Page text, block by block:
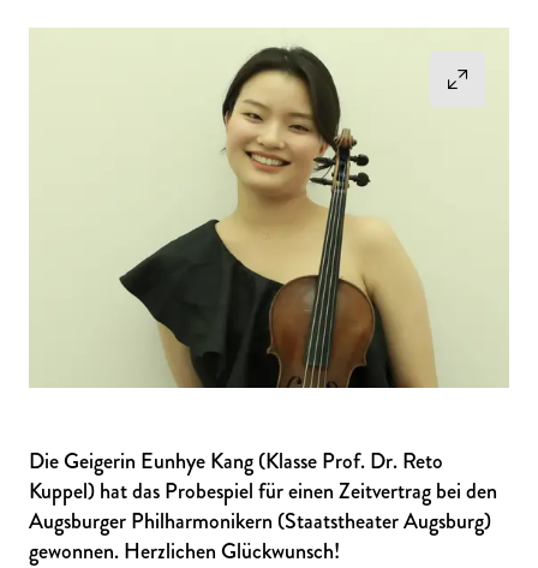
Die Geigerin Eunhye Kang (Klasse Prof. Dr. Reto
Kuppel) hat das Probespiel für einen Zeitvertrag bei den
Augsburger Philharmonikern (Staatstheater Augsburg)
gewonnen. Herzlichen Glückwunsch!